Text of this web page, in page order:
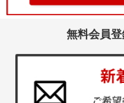
無料会員登